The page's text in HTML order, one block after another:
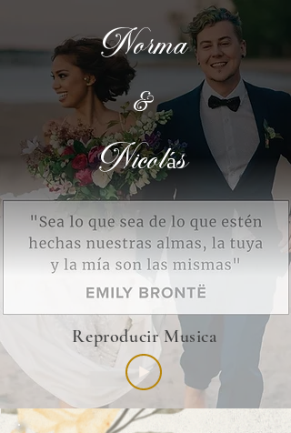
Norma
&
Nicolás
Reproducir Musica